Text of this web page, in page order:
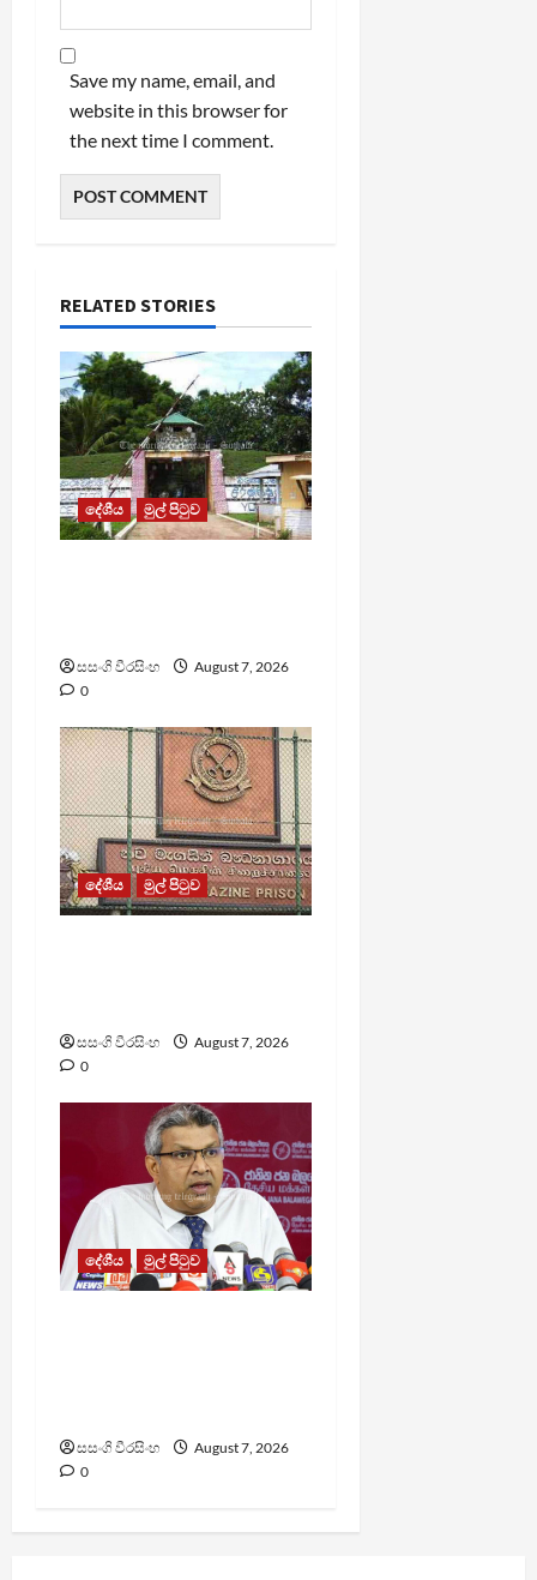
Save my name, email, and
website in this browser for
the next time I comment.
RELATED STORIES
දේශීය මුල් පිටුව
සසංගි වීරසිංහ
August 7, 2026
0
දේශීය මුල් පිටුව
සසංගි වීරසිංහ
August 7, 2026
0
දේශීය මුල් පිටුව
සසංගි වීරසිංහ
August 7, 2026
0